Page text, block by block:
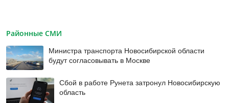
Районные СМИ
Министра транспорта Новосибирской области
будут согласовывать в Москве
Сбой в работе Рунета затронул Новосибирскую
область